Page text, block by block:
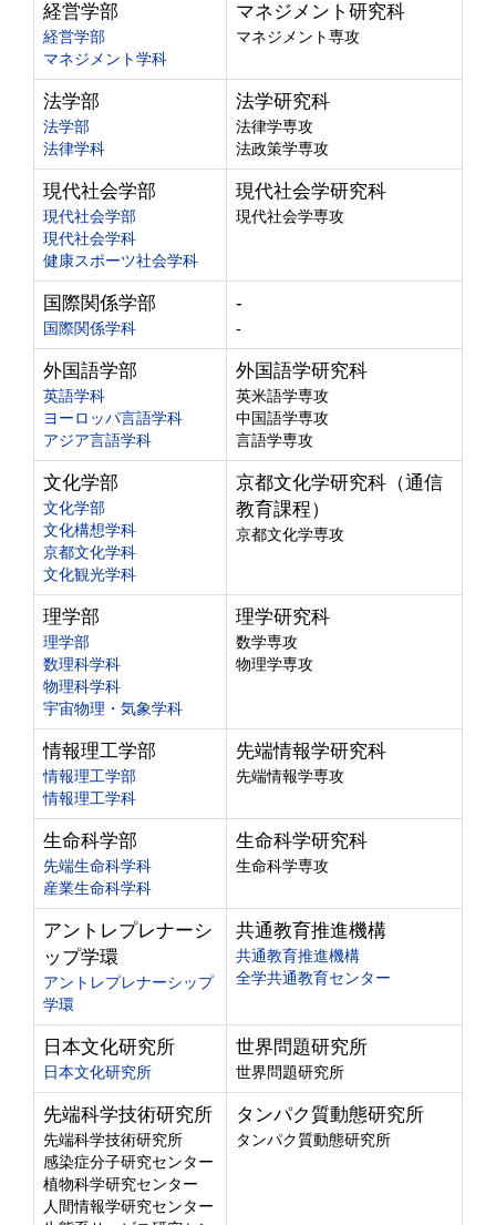
経営学部
経営学部
マネジメント学科
マネジメント研究科
マネジメント専攻
法学部
法学部
法律学科
法学研究科
法律学専攻
法政策学専攻
現代社会学部
現代社会学部
現代社会学科
健康スポーツ社会学科
現代社会学研究科
現代社会学専攻
国際関係学部
国際関係学科
-
-
外国語学部
英語学科
ヨーロッパ言語学科
アジア言語学科
外国語学研究科
英米語学専攻
中国語学専攻
言語学専攻
文化学部
文化学部
文化構想学科
京都文化学科
文化観光学科
京都文化学研究科（通信
教育課程）
京都文化学専攻
理学部
理学部
数理科学科
物理科学科
宇宙物理・気象学科
理学研究科
数学専攻
物理学専攻
情報理工学部
情報理工学部
情報理工学科
先端情報学研究科
先端情報学専攻
生命科学部
先端生命科学科
産業生命科学科
生命科学研究科
生命科学専攻
アントレプレナーシ
ップ学環
アントレプレナーシップ
学環
共通教育推進機構
共通教育推進機構
全学共通教育センター
日本文化研究所
日本文化研究所
世界問題研究所
世界問題研究所
先端科学技術研究所
先端科学技術研究所
感染症分子研究センター
植物科学研究センター
人間情報学研究センター
タンパク質動態研究所
タンパク質動態研究所